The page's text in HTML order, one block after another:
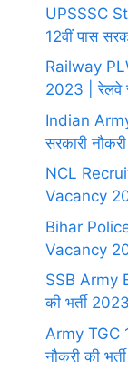
UPSSSC
12वीं पास
Railway
2023 | रेलवे
Indian
सरकारी
NCL
Vacancy
Bihar
Vacancy
SSB Army
की भर्ती 2023
Army TGC
नौकरी की